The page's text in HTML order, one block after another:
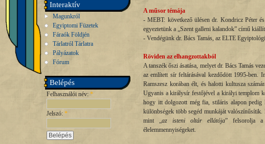
Interaktív
Magunkról
Egyiptomi Füzetek
Fáraók Földjén
Tárlatról Tárlatra
Pályázatok
Fórum
Belépés
Felhasználói név: *
Jelszó: *
A műsor témája
- MEBT: következő ülésen dr. Kondricz Péter
egyeztetünk a „Szent galleni kalandok” című
- Vendégünk dr. Bács Tamás, az ELTE
Röviden az elhangzottakból
A tanszék őszi ásatása, melyet dr. Bács Tamás
az említett sír feltárásával kezdődött 1995-ben.
Ramszesz korában élt, és halotti kultusza
Ugyanis a királysír festőjével a királyi templom
hogy itt dolgozott még fia, stiláris alapon pedig
különbségek több segéd munkáját
mint „az isteni oltár ellátója” felsorolja a
élelemmennyiségeket.